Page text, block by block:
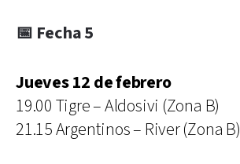
📅 Fecha 5
Jueves 12 de febrero
19.00 Tigre – Aldosivi (Zona B)
21.15 Argentinos – River (Zona B)